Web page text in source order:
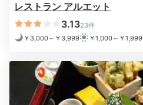
レストラン アルエット
3.1323件
￥3,000～￥3,999
￥1,000～￥1,999